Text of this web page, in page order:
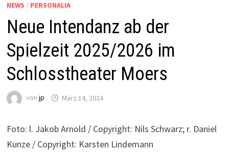
NEWS / PERSONALIA
Neue Intendanz ab der
Spielzeit 2025/2026 im
Schlosstheater Moers
vonjp März 14, 2024
Foto: l. Jakob Arnold / Copyright: Nils Schwarz; r. Daniel
Kunze / Copyright: Karsten Lindemann